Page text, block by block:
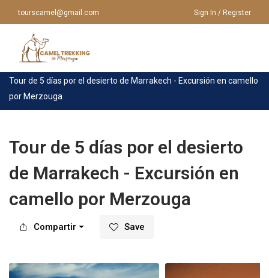
tourscamel@gmail.com Sign In / Register
INICIO
QUIÉNES SOMOS
VIAJES A MARRUECOS
VIAJES A MARRUECOS
TOURS DESDE MARRAKECH
TOURS DESDE OUARZAZATE
TOURS DESDE AGADIR
TOURS DESDE RABAT
PASEO EN CAMELLO
TOURS EN MERZOUGA
CONTÁCTENOS
Inicio > Tour >
Tour de 5 días por el desierto de Marrakech - Excursión en camello
por Merzouga
Tour de 5 días por el desierto
de Marrakech - Excursión en
camello por Merzouga
Compartir Save